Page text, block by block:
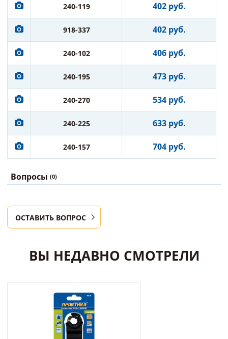
240-119 402 руб.
918-337 402 руб.
240-102 406 руб.
240-195 473 руб.
240-270 534 руб.
240-225 633 руб.
240-157 704 руб.
Вопросы (0)
ОСТАВИТЬ ВОПРОС
ВЫ НЕДАВНО СМОТРЕЛИ